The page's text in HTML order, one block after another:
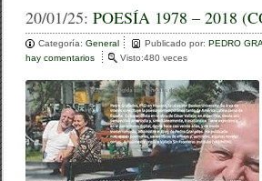
c
e
b
o
o
k
tt
er
m
p
ar
tir
20/01/25:POESÍA 1978 – 2018
Categoría:General Publicado por:PEDRO
hay comentarios
P
O
E
S
Í
A
1
Visto:480 veces